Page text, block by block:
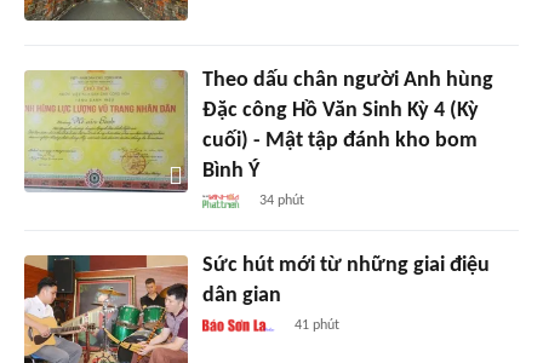
Theo dấu chân người Anh hùng
Đặc công Hồ Văn Sinh Kỳ 4 (Kỳ
cuối) - Mật tập đánh kho bom
Bình Ý
34 phút
Sức hút mới từ những giai điệu
dân gian
41 phút